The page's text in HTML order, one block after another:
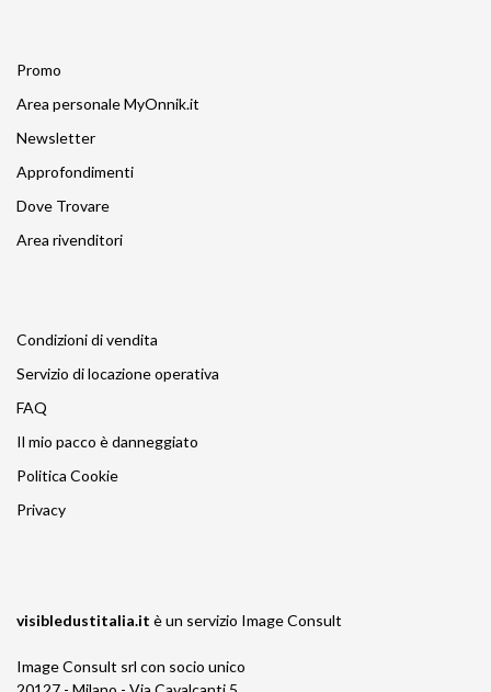
Promo
Area personale MyOnnik.it
Newsletter
Approfondimenti
Dove Trovare
Area rivenditori
Condizioni di vendita
Servizio di locazione operativa
FAQ
Il mio pacco è danneggiato
Politica Cookie
Privacy
visibledustitalia.it è un servizio Image Consult
Image Consult srl con socio unico